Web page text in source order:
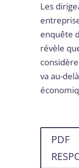
Les
enquête
révèle
va au-